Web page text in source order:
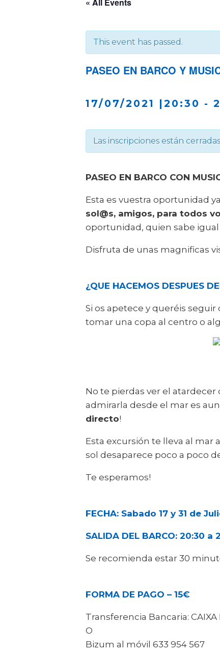
This event has passed.
PASEO EN BARCO Y
17/07/2021 |20:30 -
Las inscripciones están
PASEO EN BARCO CON
Esta es vuestra oportunidad
sol@s, amigos, para todos
oportunidad, quien sabe
Disfruta de unas magnificas
¿QUE HACEMOS DESPUES
Si os apetece y queréis
tomar una copa al centro o
No te pierdas ver el
admirarla desde el mar es
directo!
Esta excursión te lleva al
sol desaparece poco a poco
Te esperamos!
FECHA: Sabado 17 y 31 de
SALIDA DEL BARCO: 20:30 a
Se recomienda estar 30
FORMA DE PAGO – 15€
Transferencia Bancaria: CAIXA
O
Bizum al móvil 633 954 567